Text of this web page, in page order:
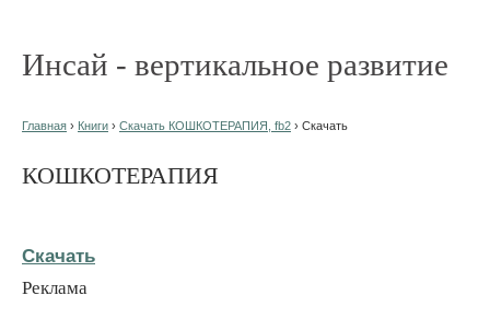
Инсай - вертикальное развитие
Главная › Книги › Скачать КОШКОТЕРАПИЯ, fb2 › Скачать
КОШКОТЕРАПИЯ
Скачать
Реклама